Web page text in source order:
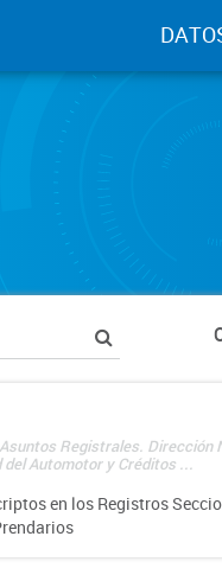
Registrales. Dirección
Automotor y Créditos ...
en los Registros